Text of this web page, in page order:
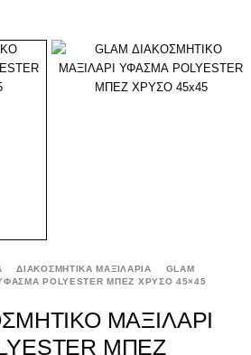
ΔΙΑΚΟΣΜΗΤΙΚΑ ΜΑΞΙΛΑΡΙΑ
GLAM
POLYESTER ΜΠΕΖ ΧΡΥΣΟ 45×45
ΜΑΞΙΛΑΡΙ
ΜΠΕΖ